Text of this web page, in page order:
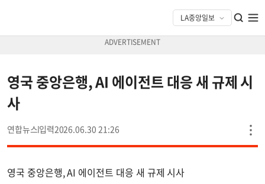
영국 중앙은행, AI 에이전트 대응 새 규제 시
사
연합뉴스 2026.06.30 21:26
영국 중앙은행, AI 에이전트 대응 새 규제 시사